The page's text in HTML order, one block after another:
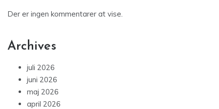
Der er ingen kommentarer at vise.
Archives
juli 2026
juni 2026
maj 2026
april 2026